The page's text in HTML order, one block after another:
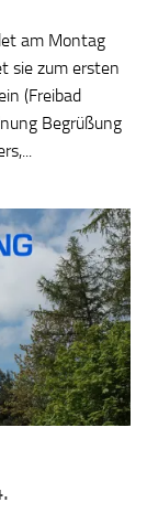
am Montag
sie zum ersten
(Freibad
Begrüßung